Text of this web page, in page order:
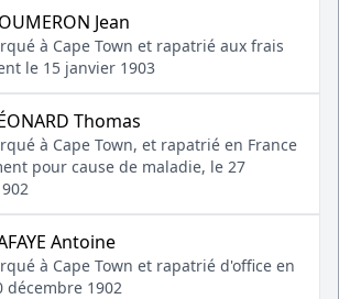
Jean
à Cape Town et rapatrié aux frais
le 15 janvier 1903
Thomas
à Cape Town, et rapatrié en France
pour cause de maladie, le 27
Antoine
à Cape Town et rapatrié d'office en
décembre 1902